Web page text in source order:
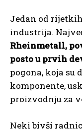
Jedan od
industrija.
Rheinmetall,
posto u prvih
pogona, koja su
komponente,
proizvodnju za
Neki bivši